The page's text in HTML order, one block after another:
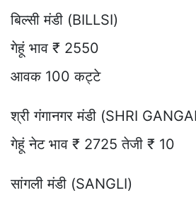
बिल्सी मंडी (BILLSI)
गेहूं भाव ₹ 2550
आवक 100 कट्टे
श्री गंगानगर मंडी (SHRI
गेहूं नेट भाव ₹ 2725 तेजी ₹ 10
सांगली मंडी (SANGLI)